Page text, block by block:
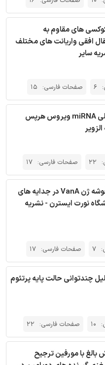
های مقاوم به
افقی واریانت های مختلف
6 صفحات فارسی: 15
ترجمه مقاله تغییرات توالی miRNA ویروس هرپس
22 صفحات فارسی: 17
ترجمه مقاله ناهمگونی خوشه ژن VanA در جدایه های
نورت ایسترن - نشریه
7 صفحات فارسی: 17
چندتوانی حالت پایه پرتئوم
10 صفحات فارسی: 22
با مورفین ترجیح